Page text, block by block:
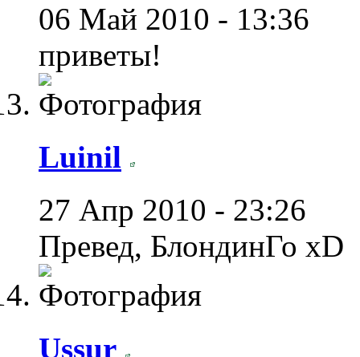
06 Май 2010 - 13:36
приветы!
Luinil
27 Апр 2010 - 23:26
Превед, БлондинГо xD
Ussur